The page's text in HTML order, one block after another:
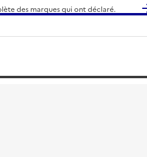
des marques qui ont déclaré.